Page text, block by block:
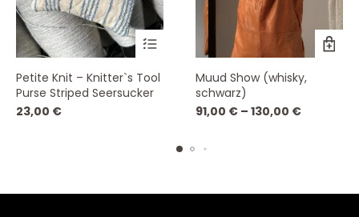
Petite Knit – Knitter`s Tool
Purse Striped Seersucker
23,00 €
Muud Show (whisky,
schwarz)
91,00 € – 130,00 €